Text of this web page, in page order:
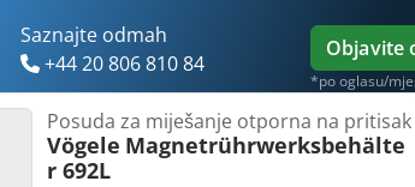
Saznajte odmah
+44 20 806 810 84
Objavite
*po oglasu/
Posuda za miješanje otporna na pritisak
Vögele Magnetrührwerksbehälte
r 692L